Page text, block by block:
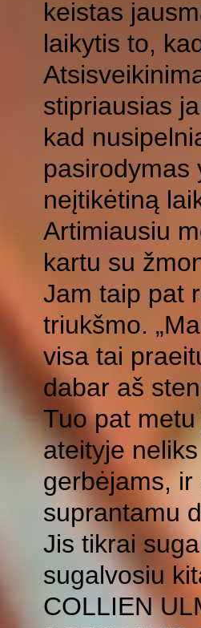
keistas
laikytis to,
stipriausias
kad
pasirodymas
neįtikėtiną
Artimiausiu
kartu su
Jam taip pat
triukšmo.
visa tai
dabar aš
Tuo pat
ateityje
gerbėjams,
suprantamu
Jis tikrai
sugalvosiu
COLLIEN